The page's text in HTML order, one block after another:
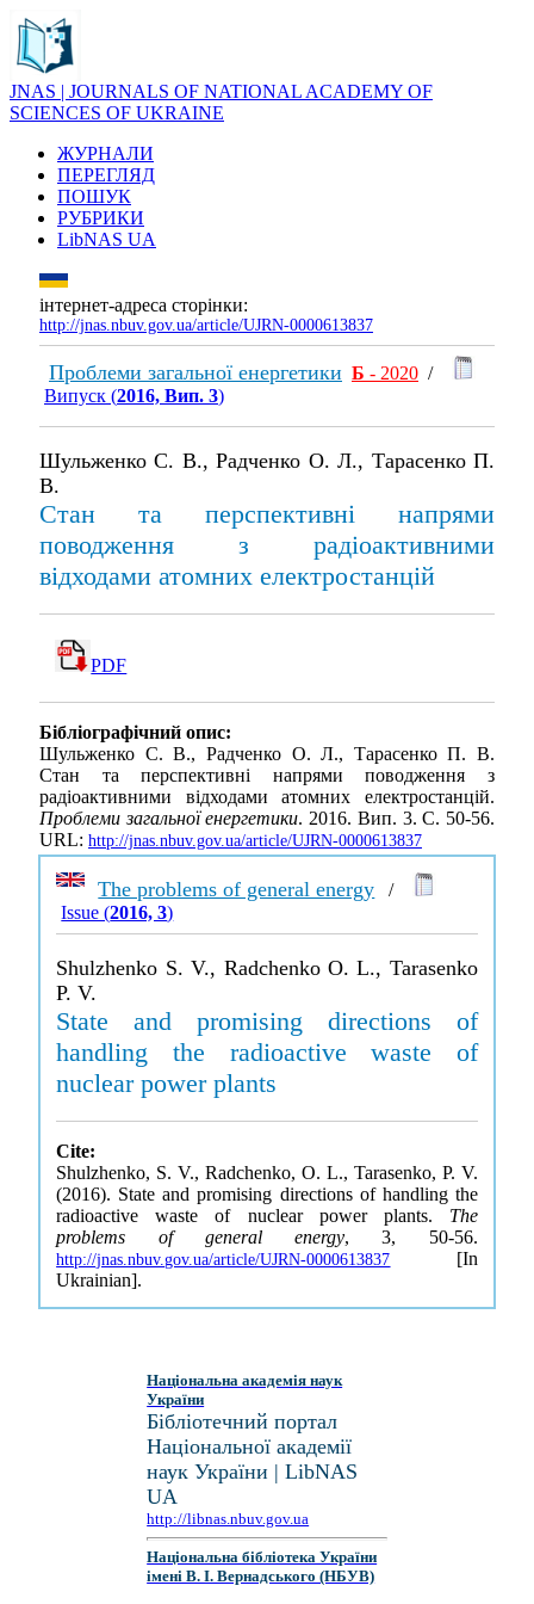
JNAS | JOURNALS OF NATIONAL ACADEMY OF
SCIENCES OF UKRAINE
ЖУРНАЛИ
ПЕРЕГЛЯД
ПОШУК
РУБРИКИ
LibNAS UA
інтернет-адреса сторінки:
http://jnas.nbuv.gov.ua/article/UJRN-0000613837
Проблеми загальної енергетики Б - 2020 /
Випуск (2016, Вип. 3)
Шульженко С. В., Радченко О. Л., Тарасенко П.
В.
Стан та перспективні напрями
поводження з радіоактивними
відходами атомних електростанцій
PDF
Бібліографічний опис:
Шульженко С. В., Радченко О. Л., Тарасенко П. В.
Стан та перспективні напрями поводження з
радіоактивними відходами атомних електростанцій.
Проблеми загальної енергетики. 2016. Вип. 3. С. 50-56.
URL: http://jnas.nbuv.gov.ua/article/UJRN-0000613837
The problems of general energy /
Issue (2016, 3)
Shulzhenko S. V., Radchenko O. L., Tarasenko
P. V.
State and promising directions of
handling the radioactive waste of
nuclear power plants
Cite:
Shulzhenko, S. V., Radchenko, O. L., Tarasenko, P. V.
(2016). State and promising directions of handling the
radioactive waste of nuclear power plants. The
problems of general energy, 3, 50-56.
http://jnas.nbuv.gov.ua/article/UJRN-0000613837 [In
Ukrainian].
Національна академія наук
України
Бібліотечний портал
Національної академії
наук України | LibNAS
UA
http://libnas.nbuv.gov.ua
Національна бібліотека України
імені В. І. Вернадського (НБУВ)